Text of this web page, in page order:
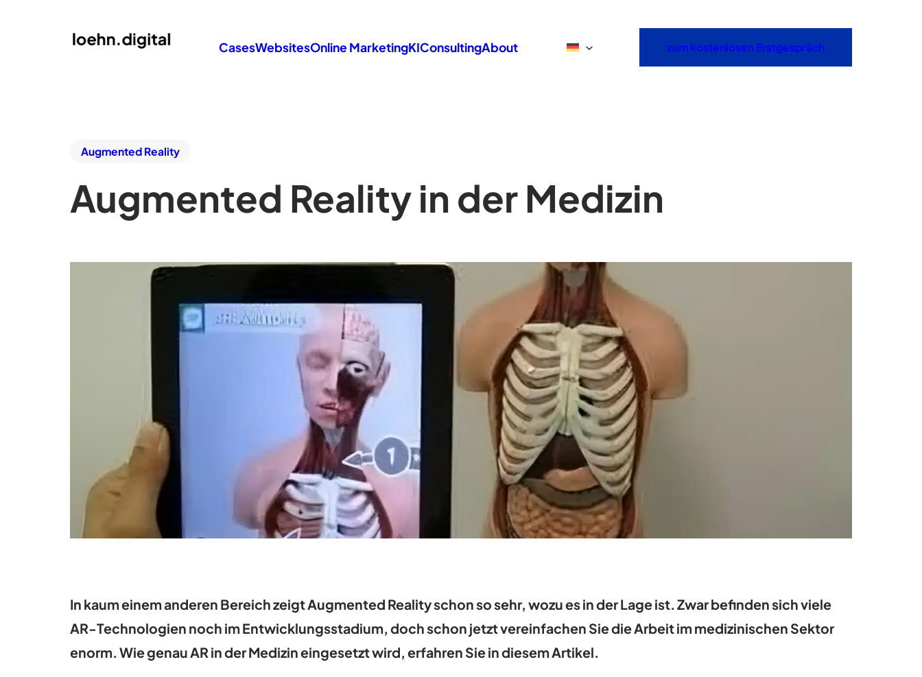
CasesWebsitesOnline MarketingKIConsultingAbout zum kostenlosen Erstgespräch
Augmented Reality
Augmented Reality in der Medizin
In kaum einem anderen Bereich zeigt Augmented Reality schon so sehr, wozu es in der Lage ist. Zwar befinden sich viele
AR-Technologien noch im Entwicklungsstadium, doch schon jetzt vereinfachen Sie die Arbeit im medizinischen Sektor
enorm. Wie genau AR in der Medizin eingesetzt wird, erfahren Sie in diesem Artikel.